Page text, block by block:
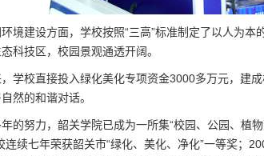
境建设方面，学校按照“三高”标准制定了以人为
科技区，校园景观通透开阔。
学校直接投入绿化美化专项资金3000多万元，建
然的和谐对话。
的努力，韶关学院已成为一所集“校园、公园、植
连续七年荣获韶关市“绿化、美化、净化”一等奖；